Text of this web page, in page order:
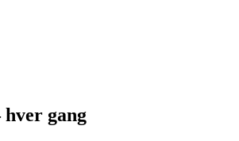
hver gang